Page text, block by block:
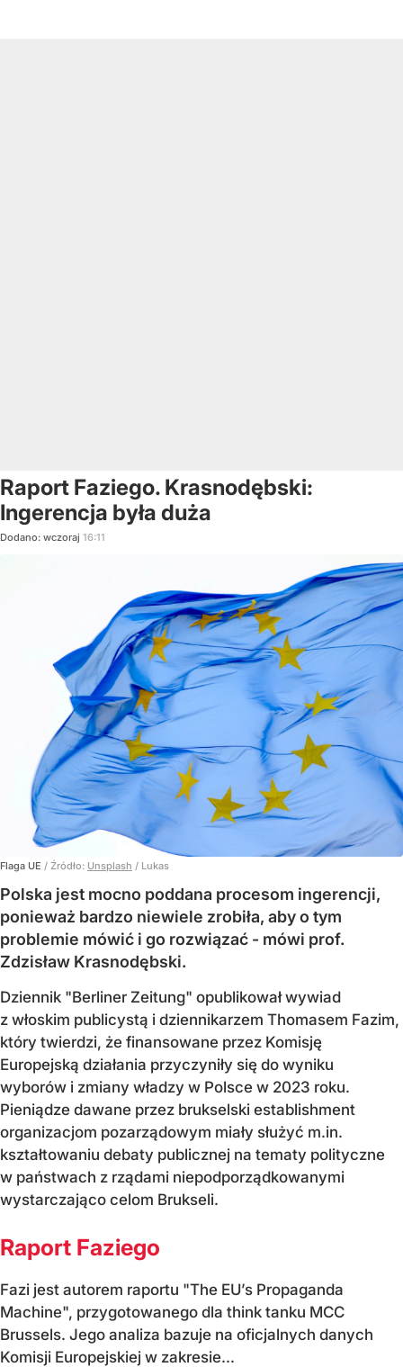
Raport Faziego. Krasnodębski:
Ingerencja była duża
Dodano: wczoraj 16:11
Flaga UE / Źródło: Unsplash / Lukas
Polska jest mocno poddana procesom ingerencji,
ponieważ bardzo niewiele zrobiła, aby o tym
problemie mówić i go rozwiązać - mówi prof.
Zdzisław Krasnodębski.
Dziennik "Berliner Zeitung" opublikował wywiad
z włoskim publicystą i dziennikarzem Thomasem Fazim,
który twierdzi, że finansowane przez Komisję
Europejską działania przyczyniły się do wyniku
wyborów i zmiany władzy w Polsce w 2023 roku.
Pieniądze dawane przez brukselski establishment
organizacjom pozarządowym miały służyć m.in.
kształtowaniu debaty publicznej na tematy polityczne
w państwach z rządami niepodporządkowanymi
wystarczająco celom Brukseli.
Raport Faziego
Fazi jest autorem raportu "The EU’s Propaganda
Machine", przygotowanego dla think tanku MCC
Brussels. Jego analiza bazuje na oficjalnych danych
Komisji Europejskiej w zakresie...